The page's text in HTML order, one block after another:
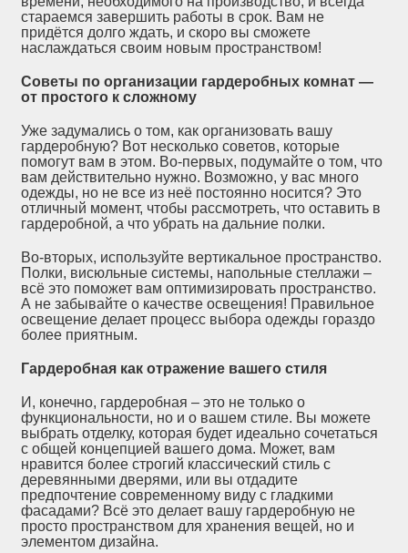
стараемся завершить работы в срок. Вам не
придётся долго ждать, и скоро вы сможете
наслаждаться своим новым пространством!
Советы по организации гардеробных комнат —
от простого к сложному
Уже задумались о том, как организовать вашу
гардеробную? Вот несколько советов, которые
помогут вам в этом. Во-первых, подумайте о том, что
вам действительно нужно. Возможно, у вас много
одежды, но не все из неё постоянно носится? Это
отличный момент, чтобы рассмотреть, что оставить в
гардеробной, а что убрать на дальние полки.
Во-вторых, используйте вертикальное пространство.
Полки, висюльные системы, напольные стеллажи –
всё это поможет вам оптимизировать пространство.
А не забывайте о качестве освещения! Правильное
освещение делает процесс выбора одежды гораздо
более приятным.
Гардеробная как отражение вашего стиля
И, конечно, гардеробная – это не только о
функциональности, но и о вашем стиле. Вы можете
выбрать отделку, которая будет идеально сочетаться
с общей концепцией вашего дома. Может, вам
нравится более строгий классический стиль с
деревянными дверями, или вы отдадите
предпочтение современному виду с гладкими
фасадами? Всё это делает вашу гардеробную не
просто пространством для хранения вещей, но и
элементом дизайна.